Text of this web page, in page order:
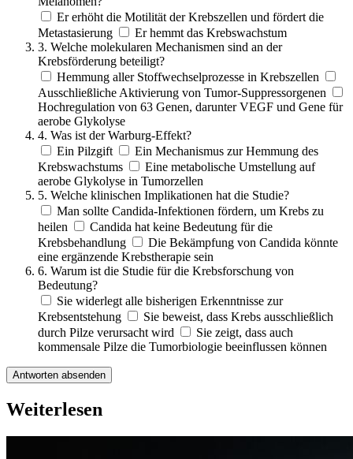
Er erhöht die Motilität der Krebszellen und fördert die
Metastasierung
Er hemmt das Krebswachstum
3. Welche molekularen Mechanismen sind an der
Krebsförderung beteiligt?
Hemmung aller Stoffwechselprozesse in Krebszellen
Ausschließliche Aktivierung von Tumor-Suppressorgenen
Hochregulation von 63 Genen, darunter VEGF und Gene für
aerobe Glykolyse
4. Was ist der Warburg-Effekt?
Ein Pilzgift
Ein Mechanismus zur Hemmung des
Krebswachstums
Eine metabolische Umstellung auf
aerobe Glykolyse in Tumorzellen
5. Welche klinischen Implikationen hat die Studie?
Man sollte Candida-Infektionen fördern, um Krebs zu
heilen
Candida hat keine Bedeutung für die
Krebsbehandlung
Die Bekämpfung von Candida könnte
eine ergänzende Krebstherapie sein
6. Warum ist die Studie für die Krebsforschung von
Bedeutung?
Sie widerlegt alle bisherigen Erkenntnisse zur
Krebsentstehung
Sie beweist, dass Krebs ausschließlich
durch Pilze verursacht wird
Sie zeigt, dass auch
kommensale Pilze die Tumorbiologie beeinflussen können
Antworten absenden
Weiterlesen